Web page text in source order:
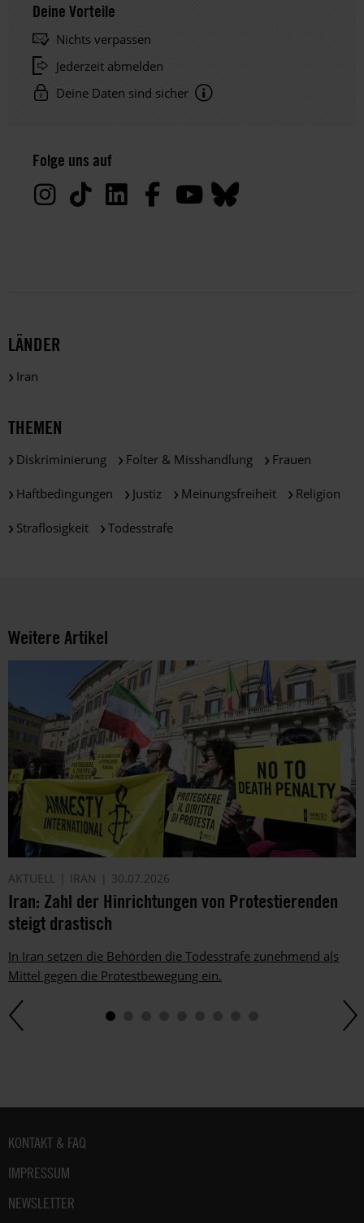
Deine Vorteile
Nichts verpassen
Jederzeit abmelden
Deine Daten sind sicher
Daten
werden
verarbeitet.
die
Arbeit
dich
ggf.
auch
per
Telefon
oder
E-
Mail.
Dem
kannst
gesetzlichen
widersprechen.
Weitere
Folge uns auf
LÄNDER
Iran
THEMEN
Diskriminierung Folter & Misshandlung Frauen
Haftbedingungen Justiz Meinungsfreiheit Religion
Straflosigkeit Todesstrafe
Weitere Artikel
AKTUELL IRAN 30.07.2026
Iran: Zahl der Hinrichtungen von Protestierenden
steigt drastisch
In Iran setzen die Behörden die Todesstrafe zunehmend als
Mittel gegen die Protestbewegung ein.
Fußbereich
KONTAKT & FAQ
IMPRESSUM
NEWSLETTER